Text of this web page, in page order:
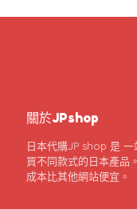
關於JPshop
日本代購JP shop 是
買不同款式的日本產品
成本比其他網站便宜。